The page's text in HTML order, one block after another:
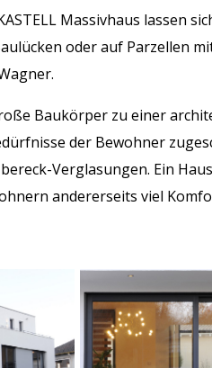
Massivhaus lassen
oder auf Parzellen
Baukörper zu einer
der Bewohner
Verglasungen. Ein
andererseits viel